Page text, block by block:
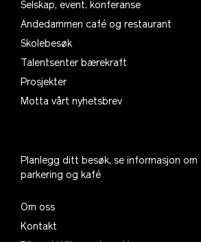
Selskap, event, konferanse
Andedammen café og restaurant
Skolebesøk
Talentsenter bærekraft
Prosjekter
Motta vårt nyhetsbrev
Planlegg ditt besøk, se informasjon om
parkering og kafé
Om oss
Kontakt